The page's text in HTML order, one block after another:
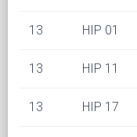
13 HIP 01
13 HIP 11
13 HIP 17